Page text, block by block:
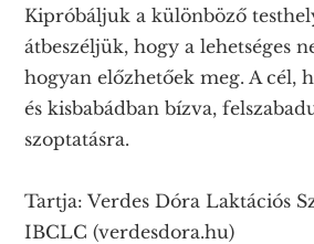
Kipróbáljuk a különböző
átbeszéljük, hogy a lehetséges
hogyan előzhetőek meg. A cél,
és kisbabádban bízva,
szoptatásra.
Tartja: Verdes Dóra Laktációs
IBCLC (verdesdora.hu)